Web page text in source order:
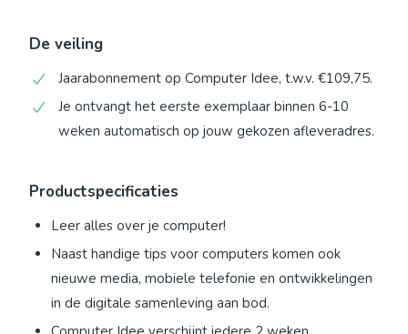
De veiling
Jaarabonnement op Computer Idee, t.w.v. €109,75.
Je ontvangt het eerste exemplaar binnen 6-10
weken automatisch op jouw gekozen afleveradres.
Productspecificaties
Leer alles over je computer!
Naast handige tips voor computers komen ook
nieuwe media, mobiele telefonie en ontwikkelingen
in de digitale samenleving aan bod.